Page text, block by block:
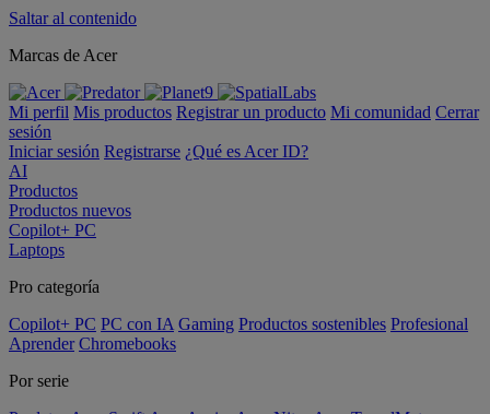
Saltar al contenido
Marcas de Acer
Mi perfil Mis productos Registrar un producto Mi comunidad Cerrar
sesión
Iniciar sesión Registrarse ¿Qué es Acer ID?
AI
Productos
Productos nuevos
Copilot+ PC
Laptops
Pro categoría
Copilot+ PC PC con IA Gaming Productos sostenibles Profesional
Aprender Chromebooks
Por serie